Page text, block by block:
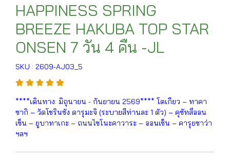
HAPPINESS SPRING
BREEZE HAKUBA TOP STAR
ONSEN 7 วัน 4 คืน -JL
SKU : 2609-AJ03_5
****เดินทาง: มิถุนายน - กันยายน 2569**** โตเกียว – ทาคา
ซากิ – วัดโชรินซัง ดารุมะจิ (ระบายสีท่านละ 1 ตัว) – คุซัทสึออน
เซ็น – ยูบาทาเกะ – ถนนไซโนะคาวาระ – ออนเซ็น – คารุยซาว่า
ฯลฯ